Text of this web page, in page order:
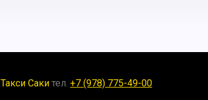
Такси Саки тел. +7 (978) 775-49-00